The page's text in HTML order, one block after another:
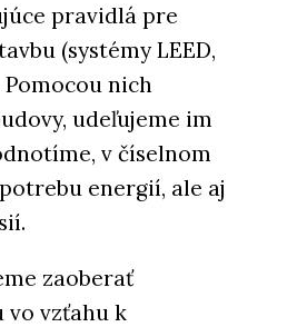
pravidlá pre
(systémy LEED,
Pomocou nich
udeľujeme im
v číselnom
energií, ale aj
zaoberať
vo vzťahu k